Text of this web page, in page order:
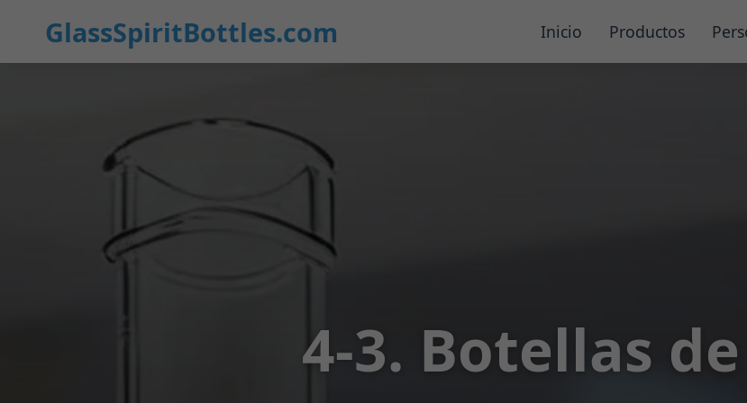
GlassSpiritBottles.com Inicio Productos
4-3. Botellas